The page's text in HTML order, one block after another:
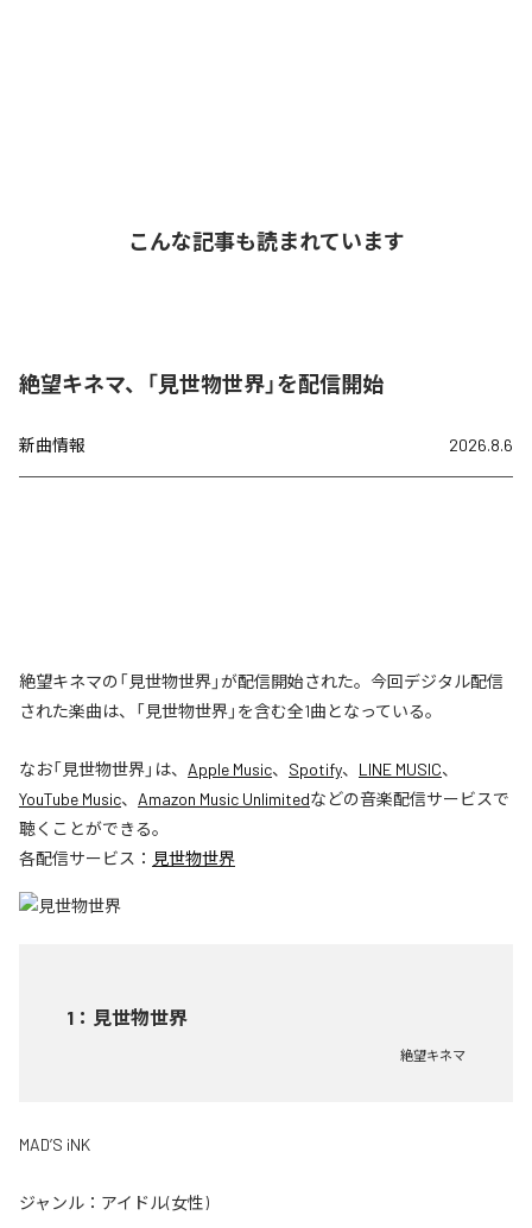
こんな記事も読まれています
絶望キネマ、「見世物世界」を配信開始
新曲情報 2026.8.6
絶望キネマの「見世物世界」が配信開始された。今回デジタル配信
された楽曲は、「見世物世界」を含む全1曲となっている。
なお「見世物世界」は、 Apple Music、 Spotify、 LINE MUSIC、
YouTube Music、 Amazon Music Unlimitedなどの音楽配信サービスで
聴くことができる。
各配信サービス： 見世物世界
1 ： 見世物世界
絶望キネマ
MAD’S iNK
ジャンル： アイドル(女性)